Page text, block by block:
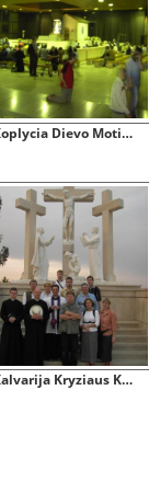
3 Koplycia Dievo Motinos Apsireiskimo Vietoje
7 Kalvarija Kryziaus Kelio Pabaigoje